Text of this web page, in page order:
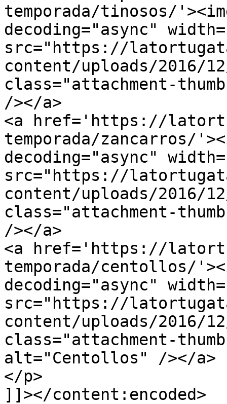
temporada/tinosos/
decoding="async"
src="https://
content/uploads/2016/
class="attachment-
/></a>
<a href='https://
temporada/zancarros/
decoding="async"
src="https://
content/uploads/2016/
class="attachment-
/></a>
<a href='https://
temporada/centollos/
decoding="async"
src="https://
content/uploads/2016/
class="attachment-
alt="Centollos" /></a>
</p>
]]></content:encoded>